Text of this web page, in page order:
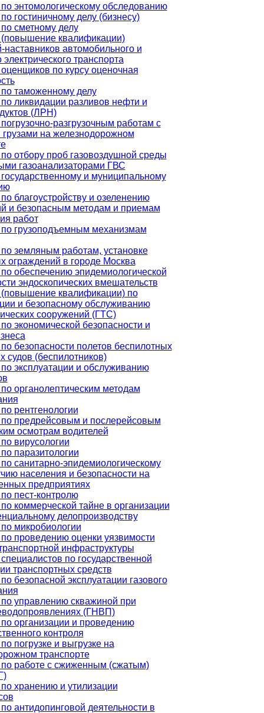
энтомологическому обследованию
гостиничному делу (бизнесу)
сметному делу
квалификации)
наставников автомобильного и
транспорта
по курсу оценочная
таможенному делу
ликвидации разливов нефти и
(ЛРН)
разгрузочным работам с
на железнодорожном
отбору проб газовоздушной среды
газоанализаторами ГВС
и муниципальному
благоустройству и озеленению
и безопасным методам и приемам
работ
грузоподъемным механизмам
земляным работам, установке
ограждений в городе Москва
обеспечению эпидемиологической
эндоскопических вмешательств
квалификации) по
и безопасному обслуживанию
сооружений (ГТС)
экономической безопасности и
безопасности полетов беспилотных
судов (беспилотников)
эксплуатации и обслуживанию
органолептическим методам
рентгенологии
предрейсовым и послерейсовым
осмотрам водителей
вирусологии
паразитологии
санитарно-эпидемиологическому
населения и безопасности на
предприятиях
пест-контролю
коммерческой тайне в организации
делопроизводству
микробиологии
проведению оценки уязвимости
инфраструктуры
по государственной
транспортных средств
безопасной эксплуатации газового
управлению скважиной при
(ГНВП)
организации и проведению
контроля
погрузке и выгрузке на
транспорте
работе с сжиженным (сжатым)
хранению и утилизации
антидопинговой деятельности в